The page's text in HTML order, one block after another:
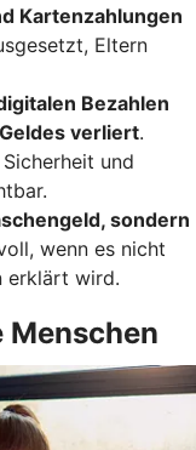
Kartenzahlungen
Eltern
Bezahlen
verliert.
und
sondern
wenn es nicht
erklärt wird.
Menschen